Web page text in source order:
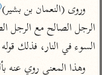
Type 1 or more
for results.
أمّهات
تفسير الطبري
تفسير ابن كثير
وروى (النعمان بن بشير)
السوء في النار، فذلك